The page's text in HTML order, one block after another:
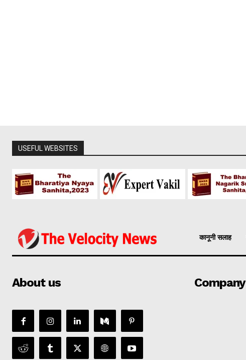
USEFUL WEBSITES
कानूनी सलाह
About us Company